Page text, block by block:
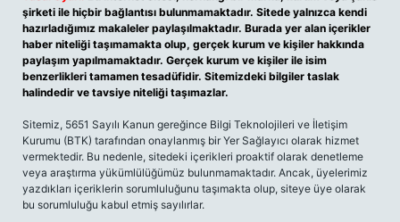
şirketi ile hiçbir bağlantısı bulunmamaktadır. Sitede yalnızca kendi
hazırladığımız makaleler paylaşılmaktadır. Burada yer alan içerikler
haber niteliği taşımamakta olup, gerçek kurum ve kişiler hakkında
paylaşım yapılmamaktadır. Gerçek kurum ve kişiler ile isim
benzerlikleri tamamen tesadüfidir. Sitemizdeki bilgiler taslak
halindedir ve tavsiye niteliği taşımazlar.
Sitemiz, 5651 Sayılı Kanun gereğince Bilgi Teknolojileri ve İletişim
Kurumu (BTK) tarafından onaylanmış bir Yer Sağlayıcı olarak hizmet
vermektedir. Bu nedenle, sitedeki içerikleri proaktif olarak denetleme
veya araştırma yükümlülüğümüz bulunmamaktadır. Ancak, üyelerimiz
yazdıkları içeriklerin sorumluluğunu taşımakta olup, siteye üye olarak
bu sorumluluğu kabul etmiş sayılırlar.